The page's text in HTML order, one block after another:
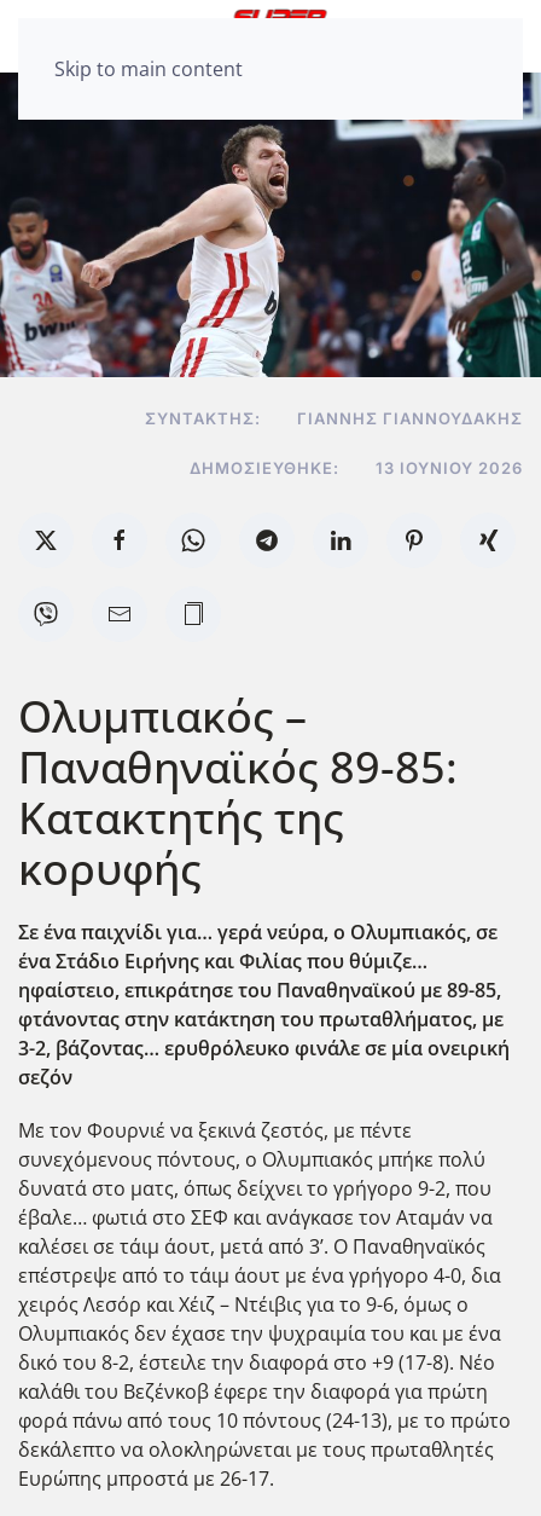
Skip to main content
ΣΥΝΤΆΚΤΗΣ: ΓΙΆΝΝΗΣ ΓΙΑΝΝΟΥΔΆΚΗΣ
ΔΗΜΟΣΙΕΎΘΗΚΕ: 13 ΙΟΥΝΊΟΥ 2026
Ολυμπιακός –
Παναθηναϊκός 89-85:
Κατακτητής της
κορυφής
Σε ένα παιχνίδι για… γερά νεύρα, ο Ολυμπιακός, σε
ένα Στάδιο Ειρήνης και Φιλίας που θύμιζε…
ηφαίστειο, επικράτησε του Παναθηναϊκού με 89-85,
φτάνοντας στην κατάκτηση του πρωταθλήματος, με
3-2, βάζοντας… ερυθρόλευκο φινάλε σε μία ονειρική
σεζόν
Με τον Φουρνιέ να ξεκινά ζεστός, με πέντε
συνεχόμενους πόντους, ο Ολυμπιακός μπήκε πολύ
δυνατά στο ματς, όπως δείχνει το γρήγορο 9-2, που
έβαλε… φωτιά στο ΣΕΦ και ανάγκασε τον Αταμάν να
καλέσει σε τάιμ άουτ, μετά από 3’. Ο Παναθηναϊκός
επέστρεψε από το τάιμ άουτ με ένα γρήγορο 4-0, δια
χειρός Λεσόρ και Χέιζ – Ντέιβις για το 9-6, όμως ο
Ολυμπιακός δεν έχασε την ψυχραιμία του και με ένα
δικό του 8-2, έστειλε την διαφορά στο +9 (17-8). Νέο
καλάθι του Βεζένκοβ έφερε την διαφορά για πρώτη
φορά πάνω από τους 10 πόντους (24-13), με το πρώτο
δεκάλεπτο να ολοκληρώνεται με τους πρωταθλητές
Ευρώπης μπροστά με 26-17.